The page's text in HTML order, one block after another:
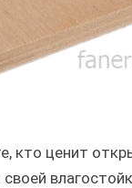
кто ценит